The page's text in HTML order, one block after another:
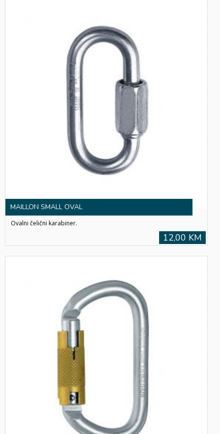
MAILLON SMALL OVAL
Ovalni čelični karabiner.
12,00 KM